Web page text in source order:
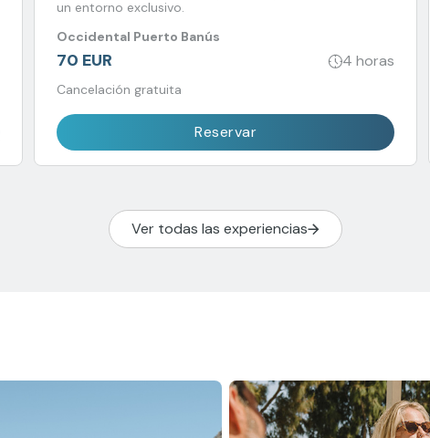
un entorno exclusivo.
Occidental Puerto Banús
70 EUR 4 horas
Cancelación gratuita
Reservar
Ver todas las experiencias